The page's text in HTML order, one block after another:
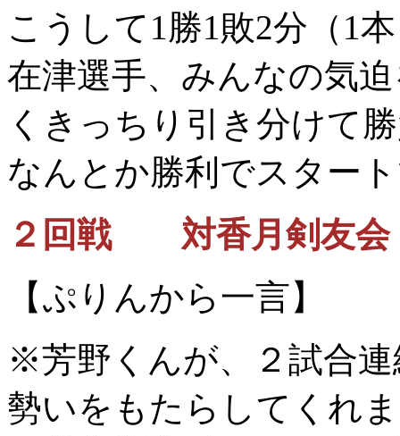
こうして1勝1敗2分（1
在津選手、みんなの気
くきっちり引き分けて
なんとか勝利でスター
２回戦 対香月剣友会
【ぷりんから一言】
※芳野くんが、２試合
勢いをもたらしてくれ